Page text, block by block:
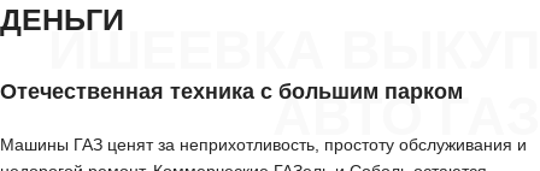
ИШЕЕВКА ВЫКУП
АВТО ГАЗ
ДЕНЬГИ
Отечественная техника с большим парком
Машины ГАЗ ценят за неприхотливость, простоту обслуживания и